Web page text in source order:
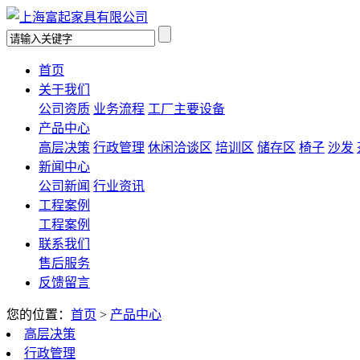
首页
关于我们
公司资质 业务流程 工厂主要设备
产品中心
高层决策 行政管理 休闲洽谈区 培训区 储存区 椅子 沙发
新闻中心
公司新闻 行业资讯
工程案例
工程案例
联系我们
售后服务
反馈留言
您的位置： 首页 > 产品中心
高层决策
行政管理